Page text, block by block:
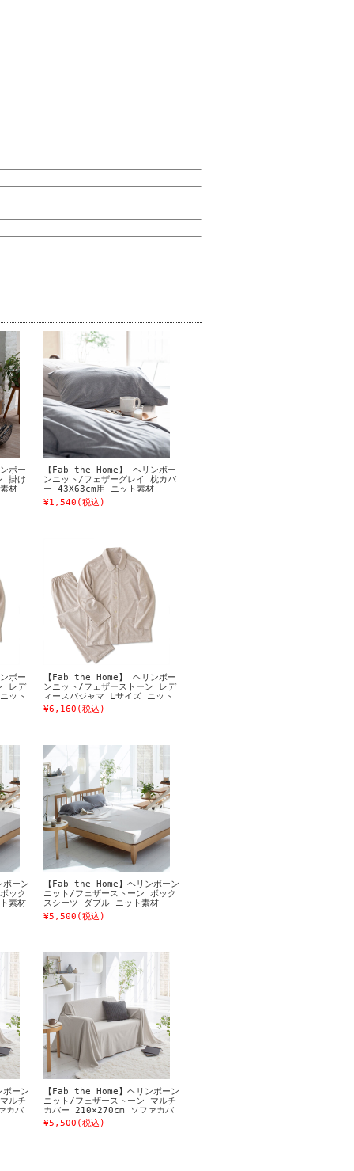
ボー
掛け
材
【Fab the Home】 ヘリンボー
ンニット/フェザーグレイ 枕カバ
ー 43X63cm用 ニット素材
¥1,540 (税込)
ボー
レデ
ット
【Fab the Home】 ヘリンボー
ンニット/フェザーストーン レデ
ィースパジャマ Lサイズ ニット
素材
¥6,160 (税込)
ーン
ック
素材
【Fab the Home】ヘリンボーン
ニット/フェザーストーン ボック
スシーツ ダブル ニット素材
¥5,500 (税込)
ーン
ルチ
カバ
ッド
【Fab the Home】ヘリンボーン
ニット/フェザーストーン マルチ
カバー 210×270cm ソファカバ
ー3人掛け用 ニット素材 ベッド
カバー等多用途に使えます
¥5,500 (税込)